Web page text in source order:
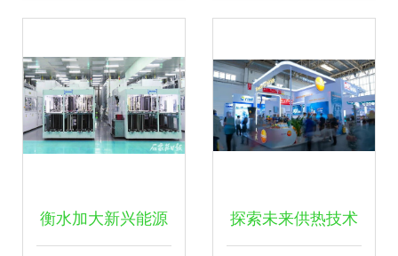
衡水加大新兴能源 探索未来供热技术